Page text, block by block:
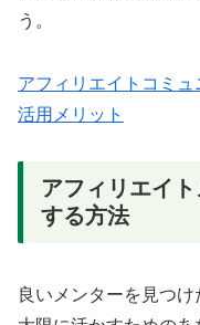
う。
アフィリエイトコミ
活用メリット
アフィリエイ
する方法
良いメンターを見つ